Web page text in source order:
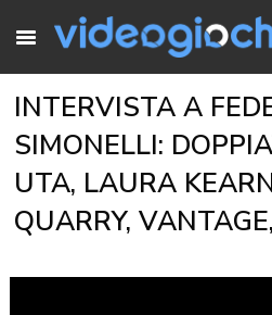
INTERVISTA A
SIMONELLI:
UTA, LAURA
QUARRY,